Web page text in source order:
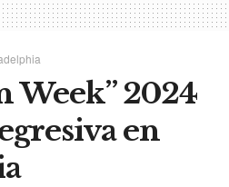
Week” 2024
en